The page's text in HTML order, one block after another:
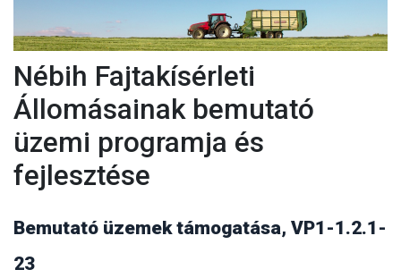
Nébih Fajtakísérleti
Állomásainak bemutató
üzemi programja és
fejlesztése
Bemutató üzemek támogatása, VP1-1.2.1-
23